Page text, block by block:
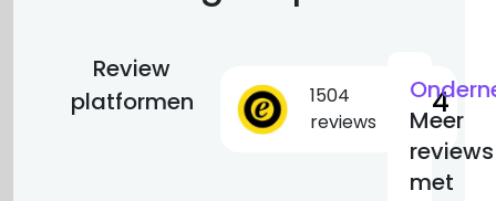
Review
platformen
1504
reviews
9.4
Meer
reviews
met